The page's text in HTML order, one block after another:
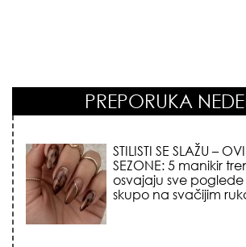
PREPORUKA
STILISTI SE SLAŽU –
SEZONE: 5 manikir
osvajaju sve
skupo na svačijim